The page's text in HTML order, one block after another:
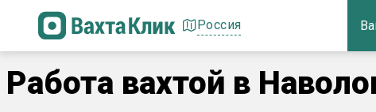
Россия
Работа вахтой в